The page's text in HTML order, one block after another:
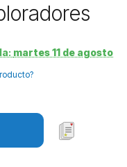
martes 11 de agosto